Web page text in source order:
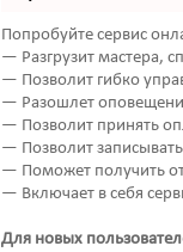
Попробуйте сервис
— Разгрузит мастера,
— Позволит гибко
— Разошлет
— Позволит принять
— Позволит
— Поможет получить
— Включает в себя
Для новых